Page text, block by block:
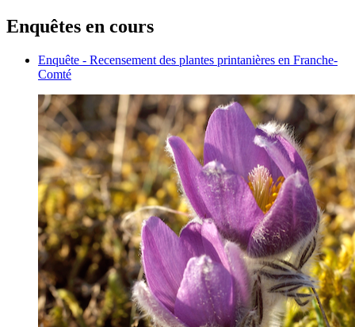
Enquêtes en cours
Enquête - Recensement des plantes printanières en Franche-
Comté